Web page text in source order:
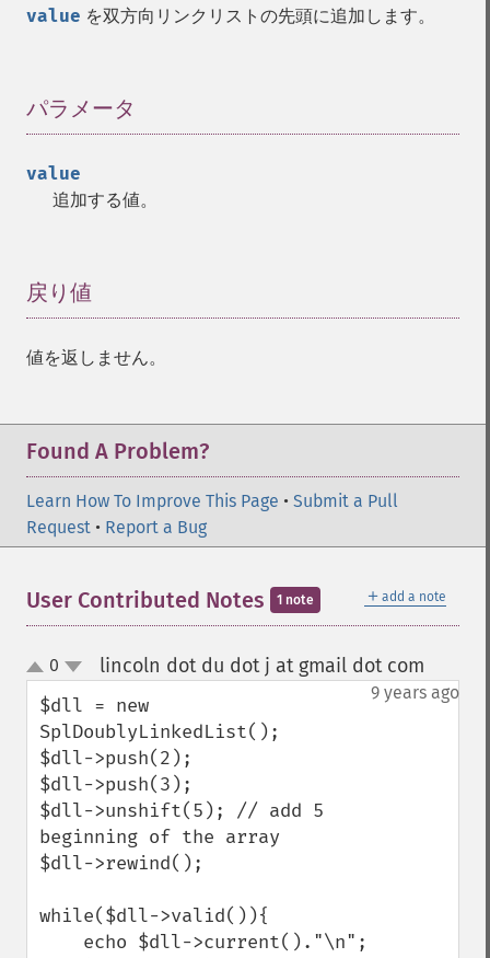
value を双方向リンクリストの先頭に追加します。
パラメータ
value
追加する値。
戻り値
値を返しません。
Found A Problem?
Learn How To Improve This Page • Submit a Pull
Request • Report a Bug
＋ add a note
User Contributed Notes 1 note
up
down
0 lincoln dot du dot j at gmail dot com
9 years ago
$dll = new
SplDoublyLinkedList();
$dll->push(2);
$dll->push(3);
$dll->unshift(5); // add 5
beginning of the array
$dll->rewind();
while($dll->valid()){